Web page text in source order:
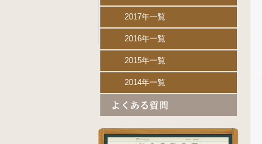
2017年一覧
2016年一覧
2015年一覧
2014年一覧